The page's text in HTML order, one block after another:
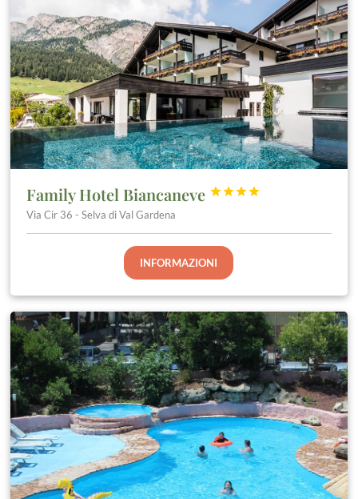
Family Hotel Biancaneve 



Via Cir 36 - Selva di Val Gardena
INFORMAZIONI